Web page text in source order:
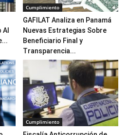
Al
Cumplimiento
GAFILAT Analiza en Panamá
Nuevas Estrategias Sobre
Beneficiario Final y
Transparencia...
Cumplimiento